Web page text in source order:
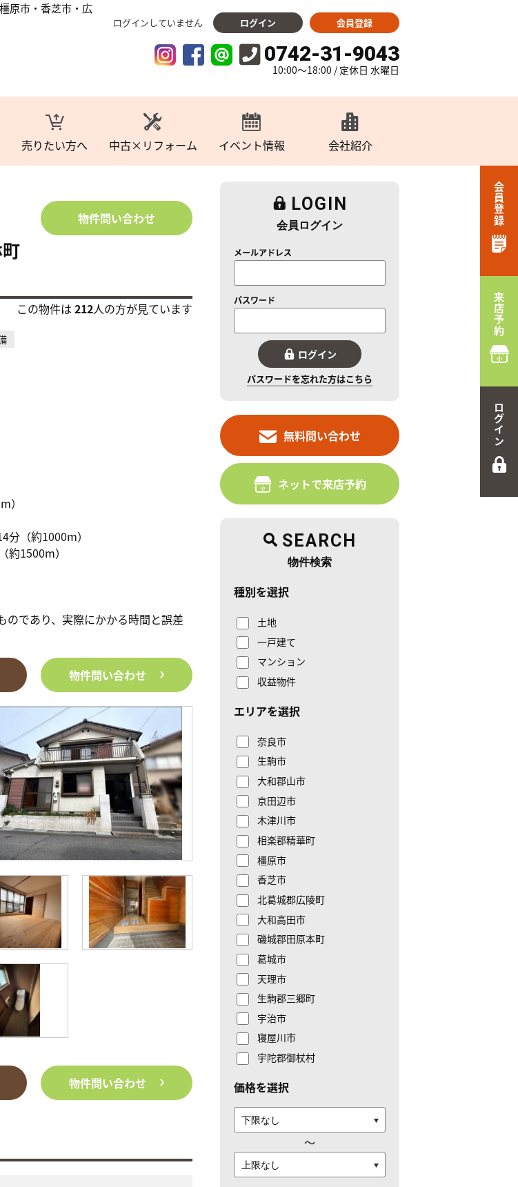
原市・香芝市・広
ログインしていません ログイン 会員登録
0742-31-9043
10:00～18:00 / 定休日 水曜日
売りたい方へ 中古×リフォーム イベント情報 会社紹介
会員登録
来店予約
ログイン
物件問い合わせ
この物件は 212人の方が見ています
）
分（約1000m）
約1500m）
のであり、実際にかかる時間と誤差
物件問い合わせ
物件問い合わせ
LOGIN
会員ログイン
メールアドレス
パスワード
ログイン
パスワードを忘れた方はこちら
無料問い合わせ
ネットで来店予約
SEARCH
物件検索
種別を選択
土地
一戸建て
マンション
収益物件
エリアを選択
奈良市
生駒市
大和郡山市
京田辺市
木津川市
相楽郡精華町
橿原市
香芝市
北葛城郡広陵町
大和高田市
磯城郡田原本町
葛城市
天理市
生駒郡三郷町
宇治市
寝屋川市
宇陀郡御杖村
価格を選択
〜